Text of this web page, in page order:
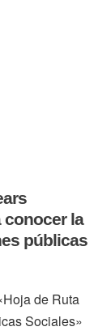
conocer la
públicas
de Ruta
Sociales»